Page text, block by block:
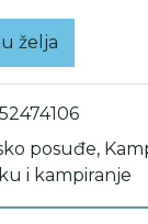
želja
posuđe,
i kampiranje